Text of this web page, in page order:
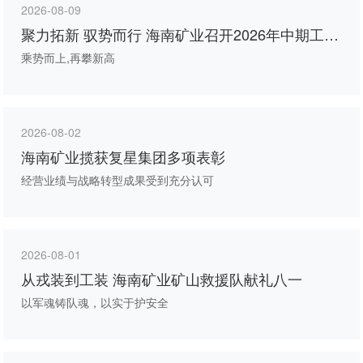
2026-08-09
聚力拓新 驭势而行 海南矿业召开2026年中期工作
会议
乘势而上,再攀新高
2026-08-02
海南矿业揽获复星集团多项表彰
经营业绩与战略转型成果受到充分认可
2026-08-01
从戎装到工装 海南矿业矿山救援队献礼八一
以军魂铸队魂，以实于护安全